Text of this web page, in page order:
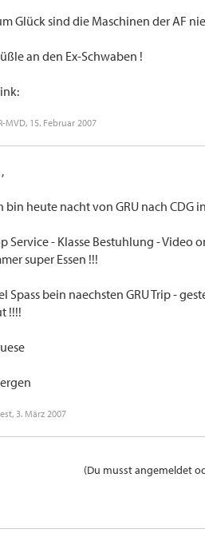
Glück sind die Maschinen der AF
an den Ex-Schwaben !
MVD, 15. Februar 2007
bin heute nacht von GRU nach CDG
Service - Klasse Bestuhlung -
super Essen !!!
Spass bein naechsten GRU Trip -
!!!!
, 3. März 2007
(Du musst angemeldet